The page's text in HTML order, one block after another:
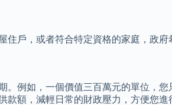
戶，或者符合特定資格的家庭，政府
例如，一個價值三百萬元的單位，
額，減輕日常的財政壓力，方便您進